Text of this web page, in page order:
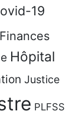
19
Finances
Hôpital
Justice
PLFSS